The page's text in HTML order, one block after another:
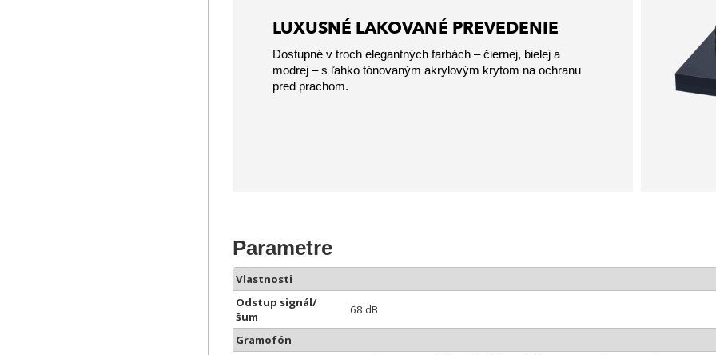
LUXUSNÉ LAKOVANÉ PREVEDENIE
Dostupné v troch elegantných farbách – čiernej, bielej a
modrej – s ľahko tónovaným akrylovým krytom na ochranu
pred prachom.
Parametre
Vlastnosti
Odstup signál/
šum
68 dB
Gramofón